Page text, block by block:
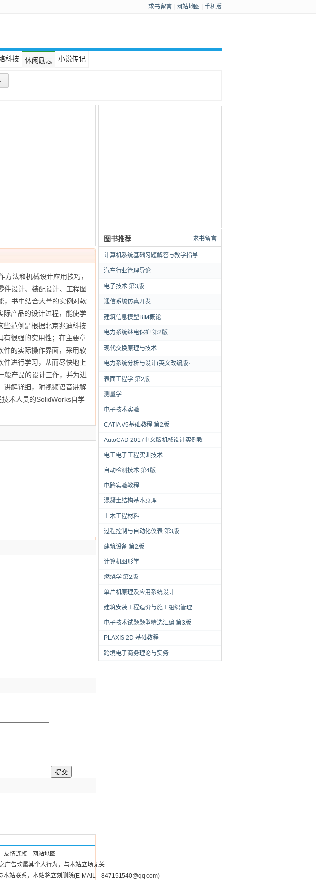
求书留言 网站地图 手机版
科技 休闲励志 小说传记
求书留言
图书推荐
计算机系统基础习题解答与教学指导
汽车行业管理导论
电子技术 第3版
通信系统仿真开发
建筑信息模型BIM概论
电力系统继电保护 第2版
现代交换原理与技术
电力系统分析与设计(英文改编版·
表面工程学 第2版
测量学
电子技术实验
CATIA V5基础教程 第2版
AutoCAD 2017中文版机械设计实例教
电工电子工程实训技术
自动检测技术 第4版
电路实验教程
混凝土结构基本原理
土木工程材料
过程控制与自动化仪表 第3版
建筑设备 第2版
计算机图形学
燃烧学 第2版
单片机原理及应用系统设计
建筑安装工程造价与施工组织管理
电子技术试题题型精选汇编 第3版
PLAXIS 2D 基础教程
跨境电子商务理论与实务
法和机械设计应用技巧，
件设计、装配设计、工程图
，书中结合大量的实例对软
际产品的设计过程，能使学
些范例是根据北京兆迪科技
有很强的实用性；在主要章
件的实际操作界面，采用软
件进行学习，从而尽快地上
般产品的设计工作，并为进
讲解详细，附视频语音讲解
术人员的SolidWorks自学
- 友情连接 - 网站地图
广告均属其个人行为，与本站立场无关
站联系，本站将立刻删除(E-MAIL：847151540@qq.com)